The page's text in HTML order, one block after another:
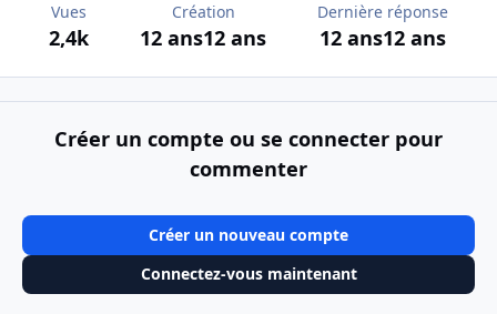
Vues
2,4k
Création
12 ans12 ans
Dernière réponse
12 ans12 ans
Créer un compte ou se connecter pour
commenter
Créer un nouveau compte
Connectez-vous maintenant